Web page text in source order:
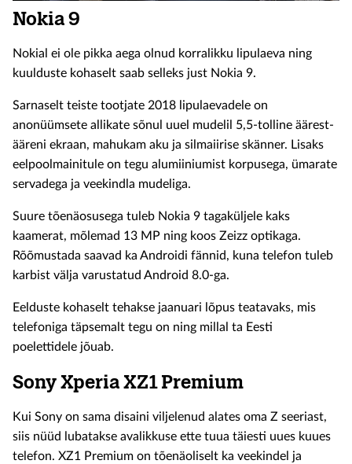
Nokia 9
Nokial ei ole pikka aega olnud korralikku lipulaeva ning
kuulduste kohaselt saab selleks just Nokia 9.
Sarnaselt teiste tootjate 2018 lipulaevadele on
anonüümsete allikate sõnul uuel mudelil 5,5-tolline äärest-
ääreni ekraan, mahukam aku ja silmaiirise skänner. Lisaks
eelpoolmainitule on tegu alumiiniumist korpusega, ümarate
servadega ja veekindla mudeliga.
Suure tõenäosusega tuleb Nokia 9 tagaküljele kaks
kaamerat, mõlemad 13 MP ning koos Zeizz optikaga.
Rõõmustada saavad ka Androidi fännid, kuna telefon tuleb
karbist välja varustatud Android 8.0-ga.
Eelduste kohaselt tehakse jaanuari lõpus teatavaks, mis
telefoniga täpsemalt tegu on ning millal ta Eesti
poelettidele jõuab.
Sony Xperia XZ1 Premium
Kui Sony on sama disaini viljelenud alates oma Z seeriast,
siis nüüd lubatakse avalikkuse ette tuua täiesti uues kuues
telefon. XZ1 Premium on tõenäoliselt ka veekindel ja